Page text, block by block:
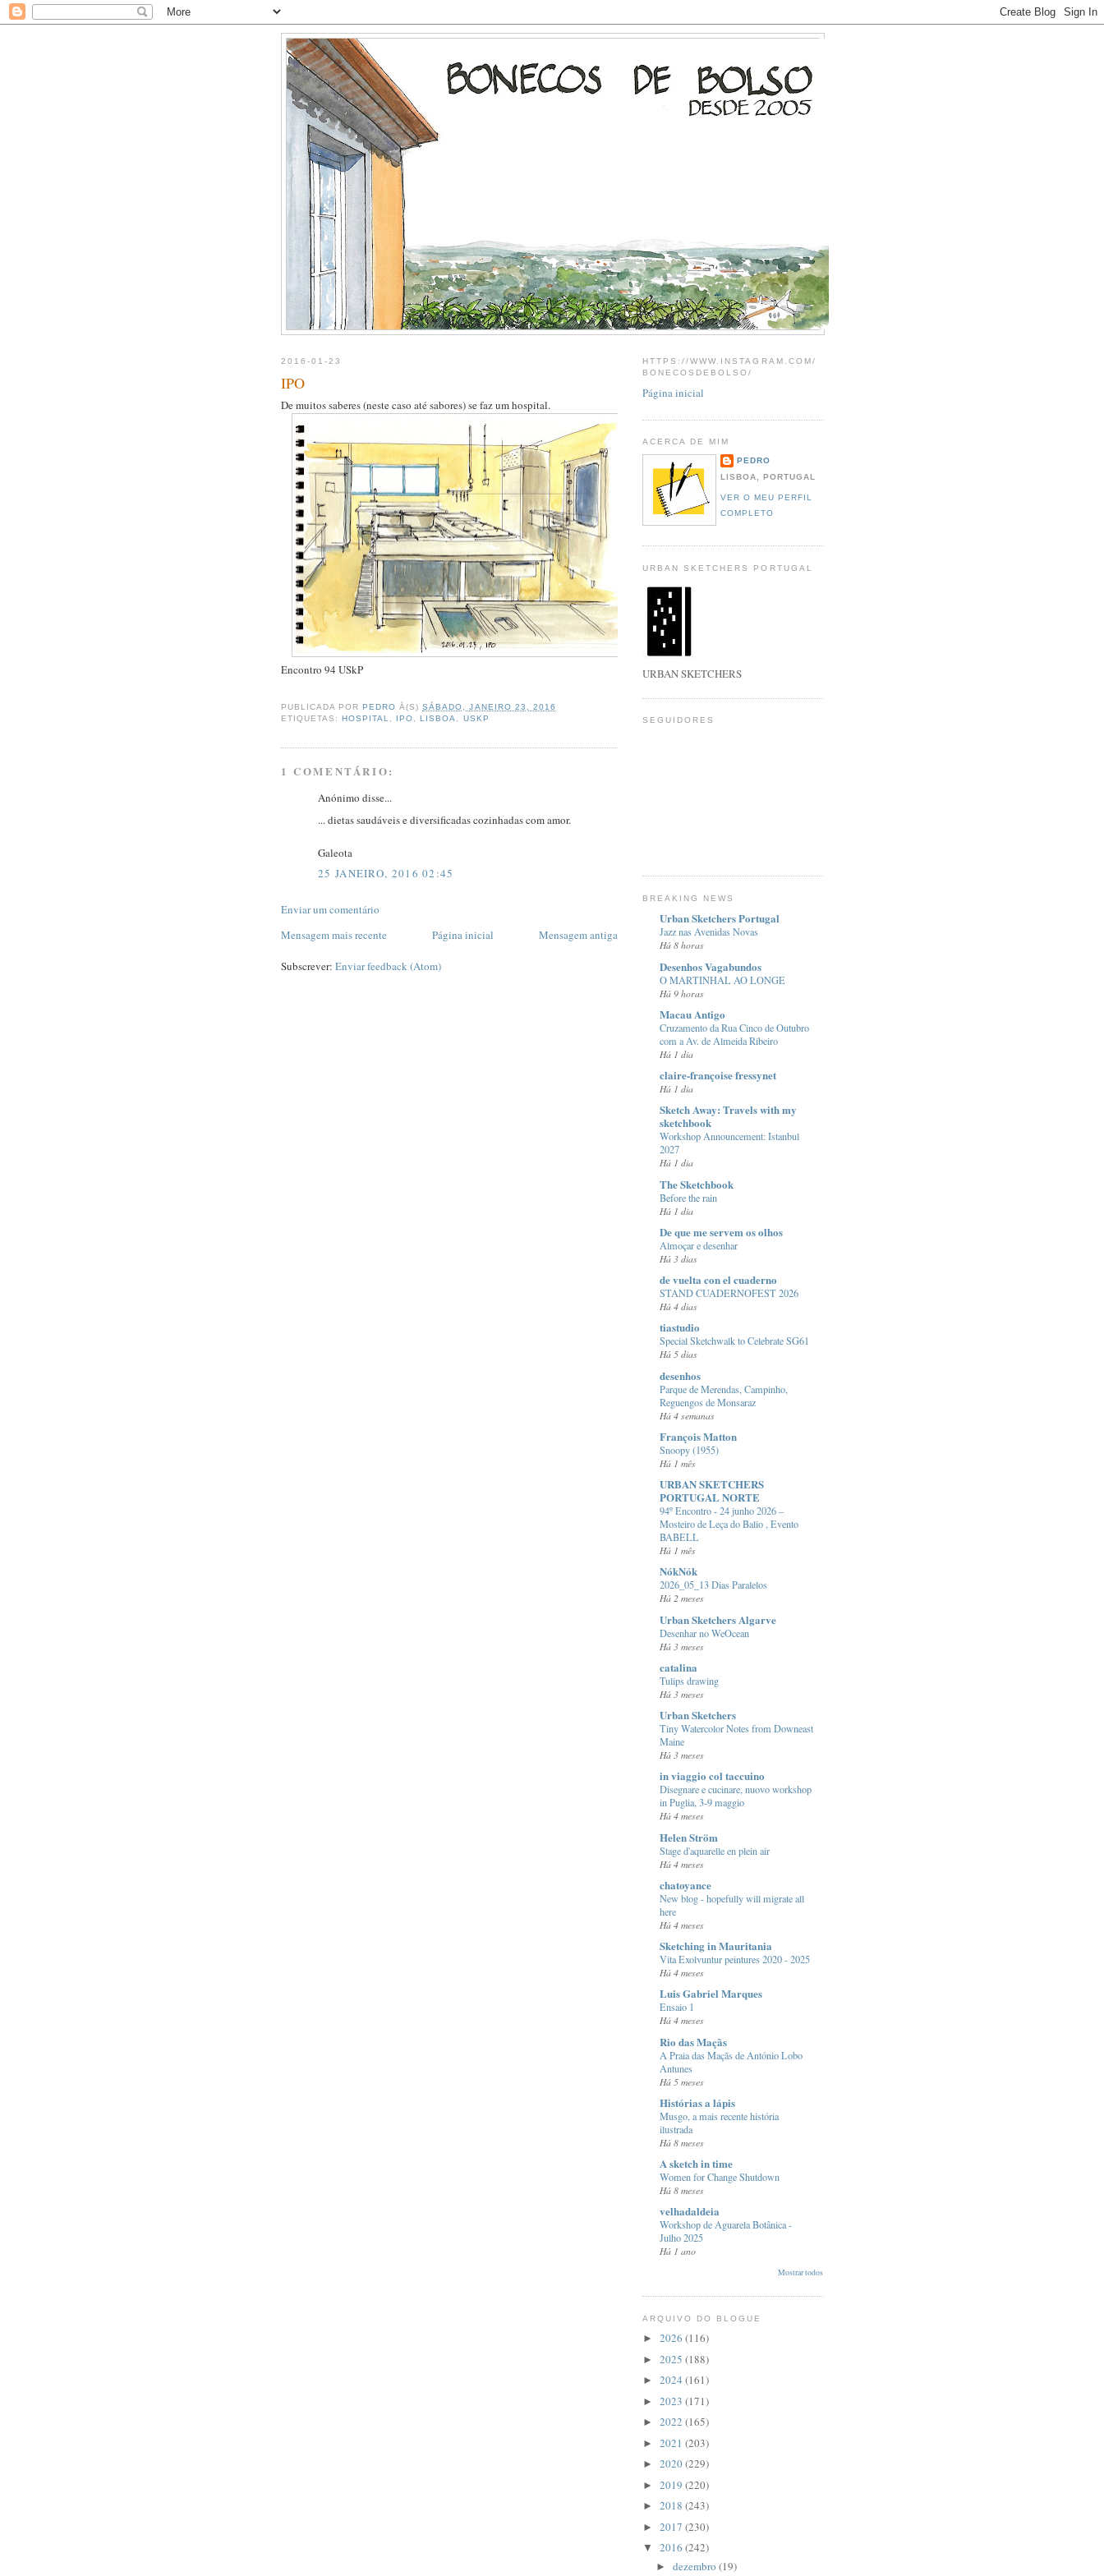
2016-01-23
IPO
De muitos saberes (neste caso até sabores) se faz um hospital.
Encontro 94 USkP
PUBLICADA POR PEDRO À(S)SÁBADO, JANEIRO 23, 2016
ETIQUETAS: HOSPITAL, IPO, LISBOA, USKP
1 COMENTÁRIO:
Anónimo disse...
... dietas saudáveis e diversificadas cozinhadas com amor.
Galeota
25 JANEIRO, 2016 02:45
Enviar um comentário
Mensagem mais recente
Mensagem antiga
Página inicial
Subscrever: Enviar feedback (Atom)
HTTPS://WWW.INSTAGRAM.COM/
BONECOSDEBOLSO/
Página inicial
ACERCA DE MIM
PEDRO
LISBOA, PORTUGAL
VER O MEU PERFIL
COMPLETO
URBAN SKETCHERS PORTUGAL
URBAN SKETCHERS
SEGUIDORES
BREAKING NEWS
Urban Sketchers Portugal
Jazz nas Avenidas Novas
Há 8 horas
Desenhos Vagabundos
O MARTINHAL AO LONGE
Há 9 horas
Macau Antigo
Cruzamento da Rua Cinco de Outubro
com a Av. de Almeida Ribeiro
Há 1 dia
claire-françoise fressynet
Há 1 dia
Sketch Away: Travels with my
sketchbook
Workshop Announcement: Istanbul
2027
Há 1 dia
The Sketchbook
Before the rain
Há 1 dia
De que me servem os olhos
Almoçar e desenhar
Há 3 dias
de vuelta con el cuaderno
STAND CUADERNOFEST 2026
Há 4 dias
tiastudio
Special Sketchwalk to Celebrate SG61
Há 5 dias
desenhos
Parque de Merendas, Campinho,
Reguengos de Monsaraz
Há 4 semanas
François Matton
Snoopy (1955)
Há 1 mês
URBAN SKETCHERS
PORTUGAL NORTE
94º Encontro - 24 junho 2026 –
Mosteiro de Leça do Balio , Evento
BABELL
Há 1 mês
NókNók
2026_05_13 Dias Paralelos
Há 2 meses
Urban Sketchers Algarve
Desenhar no WeOcean
Há 3 meses
catalina
Tulips drawing
Há 3 meses
Urban Sketchers
Tiny Watercolor Notes from Downeast
Maine
Há 3 meses
in viaggio col taccuino
Disegnare e cucinare, nuovo workshop
in Puglia, 3-9 maggio
Há 4 meses
Helen Ström
Stage d'aquarelle en plein air
Há 4 meses
chatoyance
New blog - hopefully will migrate all
here
Há 4 meses
Sketching in Mauritania
Vita Exolvuntur peintures 2020 - 2025
Há 4 meses
Luis Gabriel Marques
Ensaio 1
Há 4 meses
Rio das Maçãs
A Praia das Maçãs de António Lobo
Antunes
Há 5 meses
Histórias a lápis
Musgo, a mais recente história
ilustrada
Há 8 meses
A sketch in time
Women for Change Shutdown
Há 8 meses
velhadaldeia
Workshop de Aguarela Botânica -
Julho 2025
Há 1 ano
Mostrar todos
ARQUIVO DO BLOGUE
► 2026 (116)
► 2025 (188)
► 2024 (161)
► 2023 (171)
► 2022 (165)
► 2021 (203)
► 2020(229)
► 2019 (220)
► 2018 (243)
► 2017 (230)
▼ 2016 (242)
► dezembro (19)